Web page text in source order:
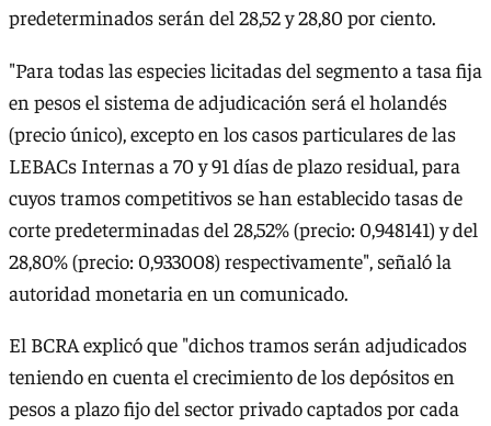
predeterminados serán del 28,52 y 28,80 por ciento.
"Para todas las especies licitadas del segmento a tasa fija
en pesos el sistema de adjudicación será el holandés
(precio único), excepto en los casos particulares de las
LEBACs Internas a 70 y 91 días de plazo residual, para
cuyos tramos competitivos se han establecido tasas de
corte predeterminadas del 28,52% (precio: 0,948141) y del
28,80% (precio: 0,933008) respectivamente", señaló la
autoridad monetaria en un comunicado.
El BCRA explicó que "dichos tramos serán adjudicados
teniendo en cuenta el crecimiento de los depósitos en
pesos a plazo fijo del sector privado captados por cada